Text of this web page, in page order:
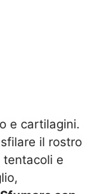
e cartilagini.
il rostro
e